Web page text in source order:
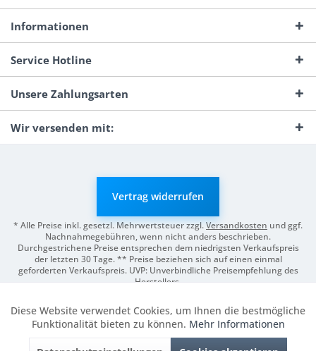
Informationen
Service Hotline
Unsere Zahlungsarten
Wir versenden mit:
Vertrag widerrufen
* Alle Preise inkl. gesetzl. Mehrwertsteuer zzgl.Versandkosten und ggf.
Nachnahmegebühren, wenn nicht anders beschrieben.
Durchgestrichene Preise entsprechen dem niedrigsten Verkaufspreis
der letzten 30 Tage. ** Preise beziehen sich auf einen einmal
geforderten Verkaufspreis. UVP: Unverbindliche Preisempfehlung des
Herstellers.
Funktionale Aktiv
Diese Website verwendet Cookies, um Ihnen die bestmögliche
Funktionalität bieten zu können. Mehr Informationen